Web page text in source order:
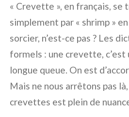
« Crevette », en français,
simplement par « shrimp »
sorcier, n’est-ce pas ? Les
formels : une crevette,
longue queue. On est
Mais ne nous arrêtons pas
crevettes est plein de